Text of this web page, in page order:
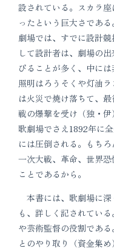
設されている。スカラ
ったという巨大さであ
劇場では、すでに設計
して設計者は、劇場の
びることが多く、中に
照明はろうそくや灯油
は火災で焼け落ちて、
戦の爆撃を受け（独・
歌劇場でさえ1892年に
には圧倒される。もち
一次大戦、革命、世界
ことであるから。
本書には、歌劇場に深
も、詳しく記されてい
や芸術監督の役割であ
とのやり取り（資金集